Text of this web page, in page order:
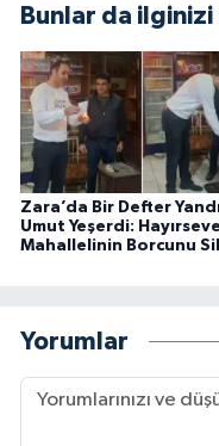
Bunlar da
Zara’da Bir Defter
Umut Yeşerdi:
Mahallelinin Borcunu
Yorumlar